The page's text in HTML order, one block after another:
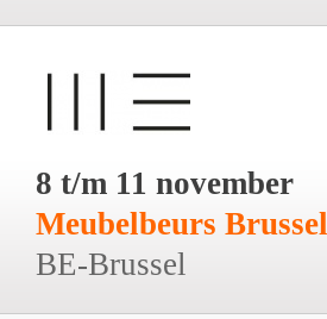
8 t/m 11 november
Meubelbeurs Brussel
BE-Brussel